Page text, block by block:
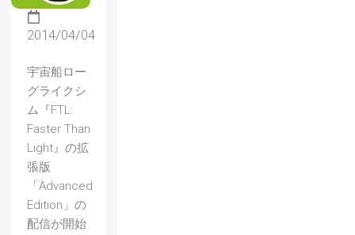
2014/04/04
宇宙船ロー
グライクシ
ム『FTL:
Faster Than
Light』の拡
張版
「Advanced
Edition」の
配信が開始